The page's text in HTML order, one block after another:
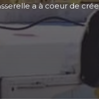
a à coeur de